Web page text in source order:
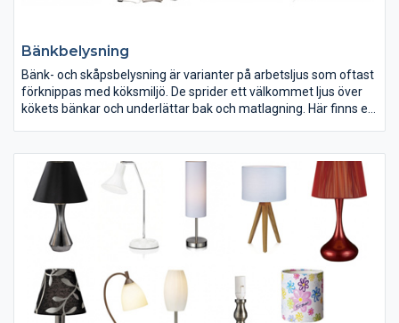
Bänkbelysning
Bänk- och skåpsbelysning är varianter på arbetsljus som oftast
förknippas med köksmiljö. De sprider ett välkommet ljus över
kökets bänkar och underlättar bak och matlagning. Här finns en
belysning medan köksmiljön kräver större armaturer med jämn
belysning.